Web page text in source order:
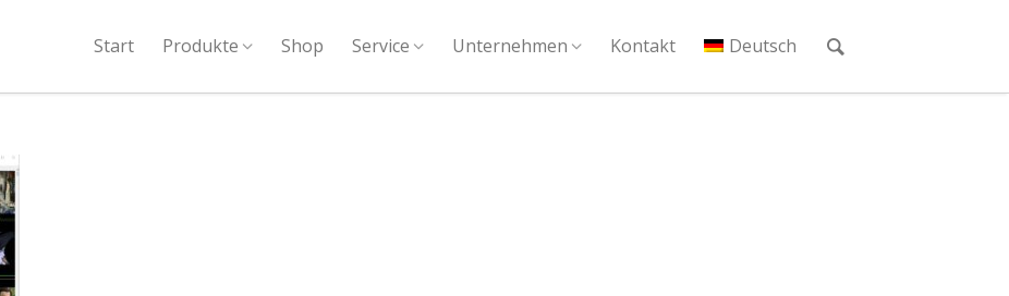
Start Produkte Shop Service Unternehmen Kontakt Deutsch